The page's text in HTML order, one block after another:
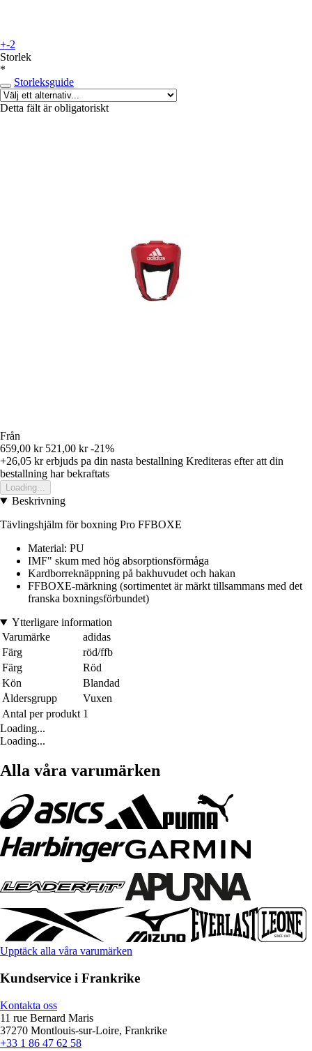
+-2
Storlek
*
Storleksguide
Detta fält är obligatoriskt
Från
659,00 kr 521,00 kr -21%
+26,05 krerbjuds pa din nasta bestallning Krediteras efter att din
bestallning har bekraftats
Loading...
Beskrivning
Tävlingshjälm för boxning Pro FFBOXE
Material: PU
IMF" skum med hög absorptionsförmåga
Kardborreknäppning på bakhuvudet och hakan
FFBOXE-märkning (sortimentet är märkt tillsammans med det
franska boxningsförbundet)
Ytterligare information
Varumärke
adidas
Färg
röd/ffb
Färg
Röd
Kön
Blandad
Åldersgrupp
Vuxen
Antal per produkt 1
Loading...
Loading...
Alla våra varumärken
Upptäck alla våra varumärken
Kundservice i Frankrike
Kontakta oss
11 rue Bernard Maris
37270 Montlouis-sur-Loire, Frankrike
+33 1 86 47 62 58